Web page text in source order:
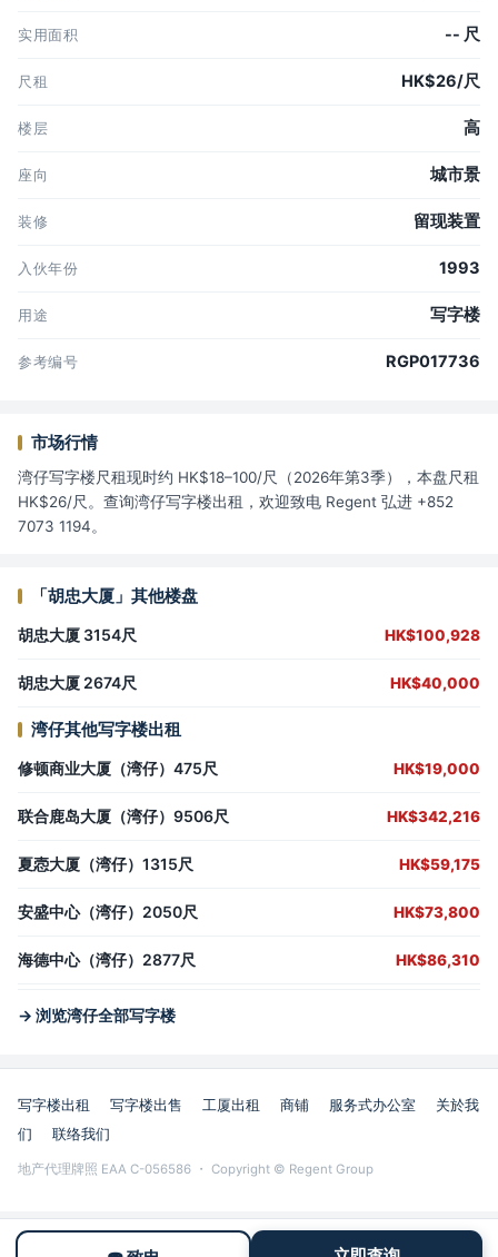
实用面积 -- 尺
尺租 HK$26/尺
楼层 高
座向 城市景
装修 留现装置
入伙年份 1993
用途 写字楼
参考编号 RGP017736
市场行情
湾仔写字楼尺租现时约 HK$18–100/尺（2026年第3季），本盘尺租
HK$26/尺。查询湾仔写字楼出租，欢迎致电 Regent 弘进 +852
7073 1194。
「胡忠大厦」其他楼盘
胡忠大厦 3154尺 HK$100,928
胡忠大厦 2674尺 HK$40,000
湾仔其他写字楼出租
修顿商业大厦（湾仔）475尺 HK$19,000
联合鹿岛大厦（湾仔）9506尺 HK$342,216
夏悫大厦（湾仔）1315尺 HK$59,175
安盛中心（湾仔）2050尺 HK$73,800
海德中心（湾仔）2877尺 HK$86,310
→ 浏览湾仔全部写字楼
写字楼出租 写字楼出售 工厦出租 商铺 服务式办公室
关於我
们
联络我们
地产代理牌照 EAA C-056586 ・ Copyright © Regent Group